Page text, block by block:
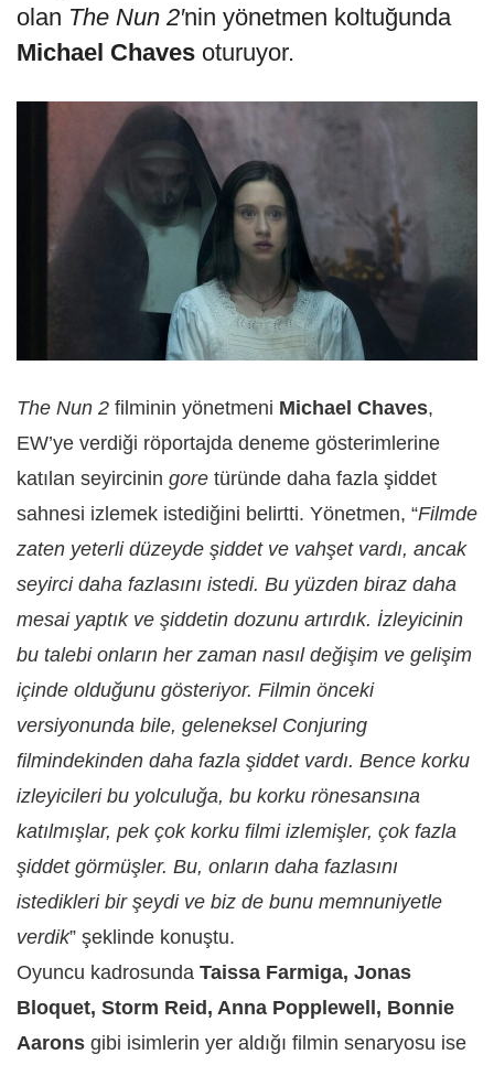
olan The Nun 2′nin yönetmen koltuğunda
Michael Chaves oturuyor.
The Nun 2 filminin yönetmeni Michael Chaves,
EW’ye verdiği röportajda deneme gösterimlerine
katılan seyircinin gore türünde daha fazla şiddet
sahnesi izlemek istediğini belirtti. Yönetmen, “Filmde
zaten yeterli düzeyde şiddet ve vahşet vardı, ancak
seyirci daha fazlasını istedi. Bu yüzden biraz daha
mesai yaptık ve şiddetin dozunu artırdık. İzleyicinin
bu talebi onların her zaman nasıl değişim ve gelişim
içinde olduğunu gösteriyor. Filmin önceki
versiyonunda bile, geleneksel Conjuring
filmindekinden daha fazla şiddet vardı. Bence korku
izleyicileri bu yolculuğa, bu korku rönesansına
katılmışlar, pek çok korku filmi izlemişler, çok fazla
şiddet görmüşler. Bu, onların daha fazlasını
istedikleri bir şeydi ve biz de bunu memnuniyetle
verdik” şeklinde konuştu.
Oyuncu kadrosunda Taissa Farmiga, Jonas
Bloquet, Storm Reid, Anna Popplewell, Bonnie
Aarons gibi isimlerin yer aldığı filmin senaryosu ise